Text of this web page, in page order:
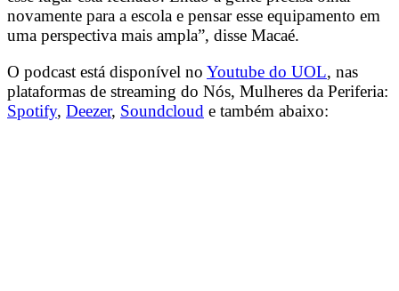
novamente para a escola e pensar esse equipamento em
uma perspectiva mais ampla”, disse Macaé.
O podcast está disponível no Youtube do UOL, nas
plataformas de streaming do Nós, Mulheres da Periferia:
Spotify, Deezer, Soundcloud e também abaixo: